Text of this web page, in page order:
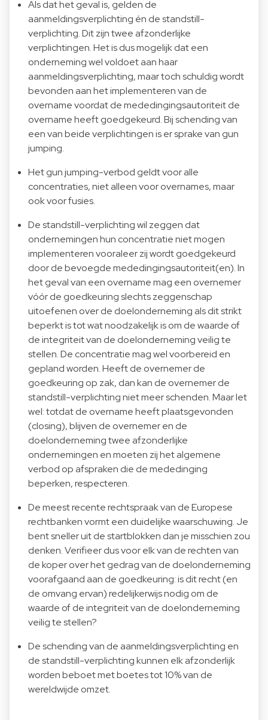
Als dat het geval is, gelden de
aanmeldingsverplichting én de standstill-
verplichting. Dit zijn twee afzonderlijke
verplichtingen. Het is dus mogelijk dat een
onderneming wel voldoet aan haar
aanmeldingsverplichting, maar toch schuldig wordt
bevonden aan het implementeren van de
overname voordat de mededingingsautoriteit de
overname heeft goedgekeurd. Bij schending van
een van beide verplichtingen is er sprake van gun
jumping.
Het gun jumping-verbod geldt voor alle
concentraties, niet alleen voor overnames, maar
ook voor fusies.
De standstill-verplichting wil zeggen dat
ondernemingen hun concentratie niet mogen
implementeren vooraleer zij wordt goedgekeurd
door de bevoegde mededingingsautoriteit(en). In
het geval van een overname mag een overnemer
vóór de goedkeuring slechts zeggenschap
uitoefenen over de doelonderneming als dit strikt
beperkt is tot wat noodzakelijk is om de waarde of
de integriteit van de doelonderneming veilig te
stellen. De concentratie mag wel voorbereid en
gepland worden. Heeft de overnemer de
goedkeuring op zak, dan kan de overnemer de
standstill-verplichting niet meer schenden. Maar let
wel: totdat de overname heeft plaatsgevonden
(closing), blijven de overnemer en de
doelonderneming twee afzonderlijke
ondernemingen en moeten zij het algemene
verbod op afspraken die de mededinging
beperken, respecteren.
De meest recente rechtspraak van de Europese
rechtbanken vormt een duidelijke waarschuwing. Je
bent sneller uit de startblokken dan je misschien zou
denken. Verifieer dus voor elk van de rechten van
de koper over het gedrag van de doelonderneming
voorafgaand aan de goedkeuring: is dit recht (en
de omvang ervan) redelijkerwijs nodig om de
waarde of de integriteit van de doelonderneming
veilig te stellen?
De schending van de aanmeldingsverplichting en
de standstill-verplichting kunnen elk afzonderlijk
worden beboet met boetes tot 10% van de
wereldwijde omzet.